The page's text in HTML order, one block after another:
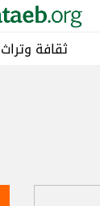
ثقافة وتراث